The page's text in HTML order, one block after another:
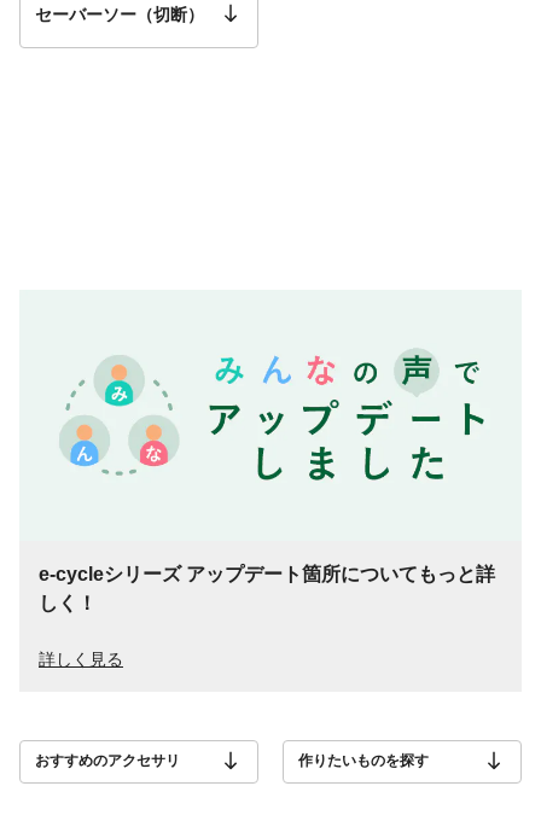
セーバーソー（切断）
e-cycleシリーズ アップデート箇所についてもっと詳
しく！
詳しく見る
おすすめのアクセサリ 作りたいものを探す